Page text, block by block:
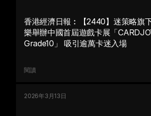
香港經濟日報︰【2440】迷策略旗
樂舉辦中國首屆遊戲卡展「
Grade10」 吸引逾萬卡迷入場
閱讀
2026年3月13日